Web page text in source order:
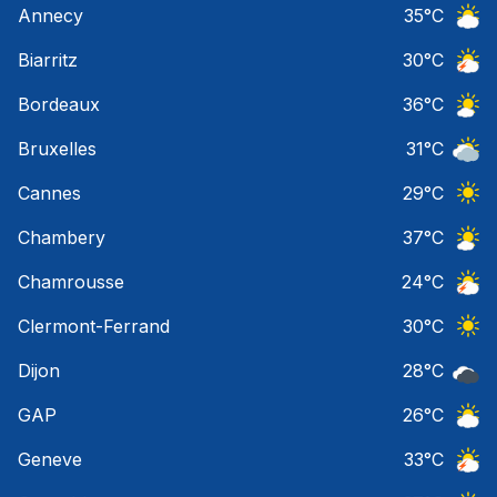
Annecy
35°C
Biarritz
30°C
Bordeaux
36°C
Bruxelles
31°C
Cannes
29°C
Chambery
37°C
Chamrousse
24°C
Clermont-Ferrand
30°C
Dijon
28°C
GAP
26°C
Geneve
33°C